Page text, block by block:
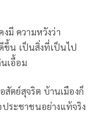
มี ความหวังว่า
ขึ้น เป็นสิ่งที่เป็นไป
เอื้อม
สัตย์สุจริต บ้านเมืองก็
ระชาชนอย่างแท้จริง